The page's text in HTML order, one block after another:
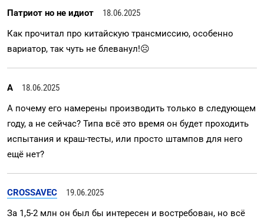
Патриот но не идиот
18.06.2025
Как прочитал про китайскую трансмиссию, особенно
вариатор, так чуть не блеванул!☹️
А
18.06.2025
А почему его намерены производить только в следующем
году, а не сейчас? Типа всё это время он будет проходить
испытания и краш-тесты, или просто штампов для него
ещё нет?
CROSSAVEC
19.06.2025
За 1,5-2 млн он был бы интересен и востребован, но всё